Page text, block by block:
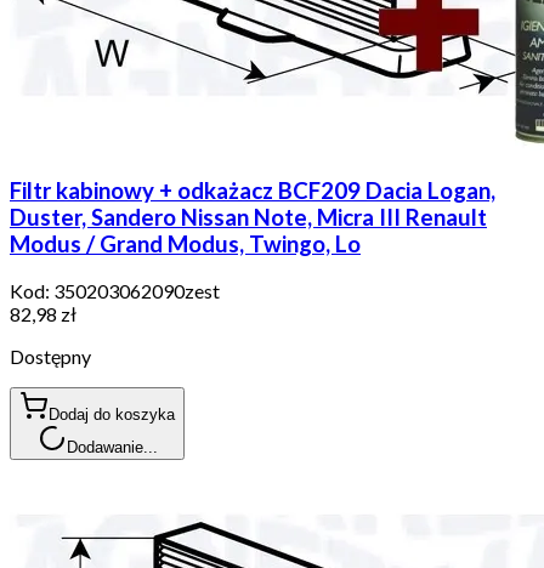
Filtr kabinowy + odkażacz BCF209 Dacia Logan,
Duster, Sandero Nissan Note, Micra III Renault
Modus / Grand Modus, Twingo, Lo
Kod: 350203062090zest
82,98 zł
Dostępny
Dodaj do koszyka
Dodawanie...